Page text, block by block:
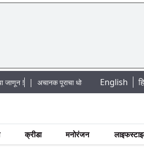
अचानक पूराचा धोका: खडकवासला धरणातून मुठानदी
English
क्रीडा मनोरंजन